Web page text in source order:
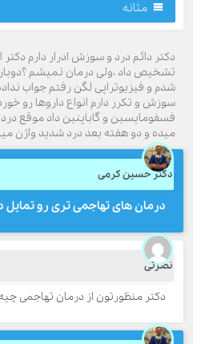
مثانه
دائم درد و سوزش ادرار دارم دکتر
داد ،ولی درمان نمیشم ؟دوبار
و فیزیوتراپی لگن رفتم جواب نداده و
و تکرر دارم انواع داروها رو خوردم و
و گاباپنین داد موقع درد
و دو هفته بعد درد شدید واژن میاد
دکتر حسین کرمی
درمان های تهاجمی تری رو تمایل دارید
دکتر منظورتون از درمان تهاجمی چیه